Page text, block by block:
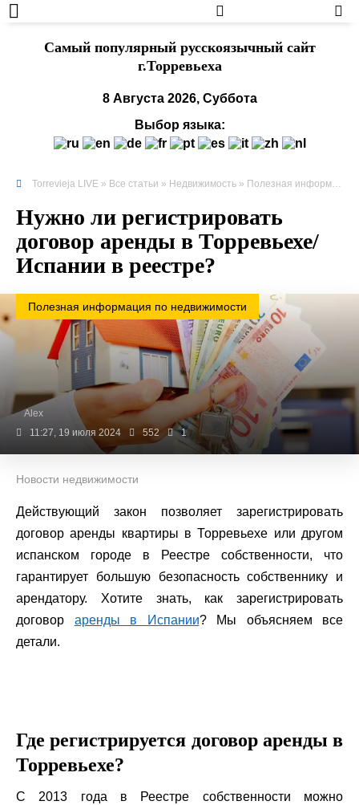
Cамый популярный русскоязычный сайт
г.Торревьеха
8 Августа 2026, Суббота
Выбор языка:
Torrevieja LIVE » Все статьи » Недвижимость » Полезная информация по недвижимости
Нужно ли регистрировать
договор аренды в Торревьехе/
Испании в реестре?
Полезная информация по недвижимости
Alex
11:27, 19 июля 2024
552 1
Новости недвижимости
Действующий закон позволяет зарегистрировать
договор аренды квартиры в Торревьехе или другом
испанском городе в Реестре собственности, что
гарантирует большую безопасность собственнику и
арендатору. Хотите знать, как зарегистрировать
договор аренды в Испании? Мы объясняем все
детали.
Где регистрируется договор аренды в
Торревьехе?
С 2013 года в Реестре собственности можно